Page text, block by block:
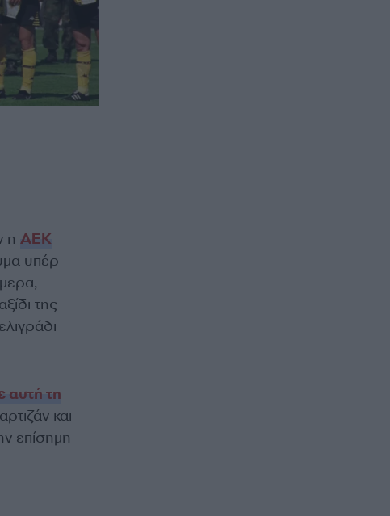
η ΑΕΚ
υπέρ
της
τη
και
επίσημη